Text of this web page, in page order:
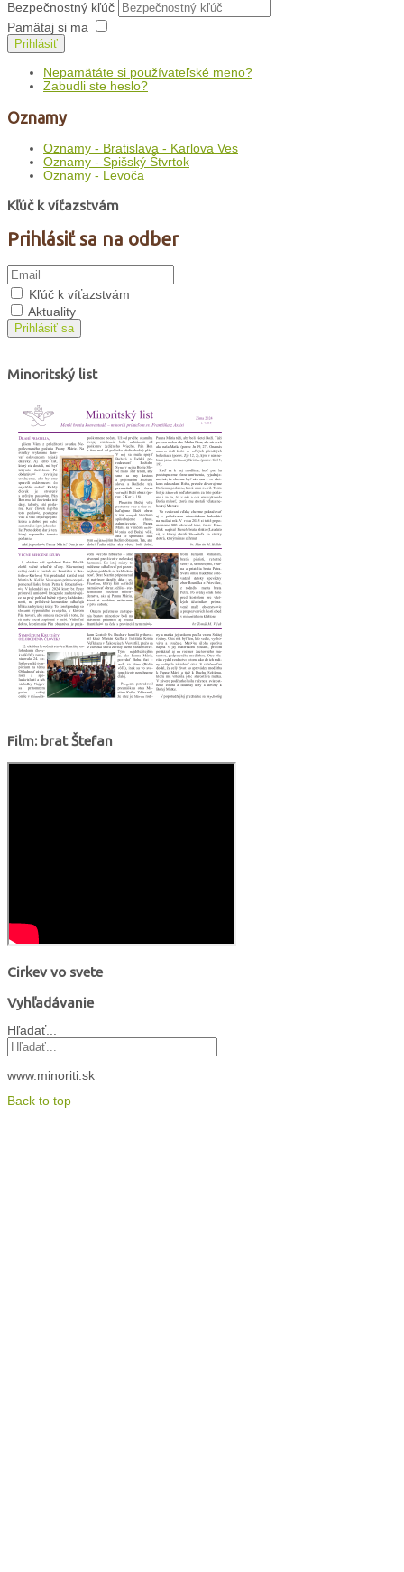
Bezpečnostný kľúč
Pamätaj si ma
Prihlásiť
Nepamätáte si používateľské meno?
Zabudli ste heslo?
Oznamy
Oznamy - Bratislava - Karlova Ves
Oznamy - Spišský Štvrtok
Oznamy - Levoča
Kľúč k víťazstvám
Prihlásiť sa na odber
Kľúč k víťazstvám
Aktuality
Prihlásiť sa
Minoritský list
Film: brat Štefan
Cirkev vo svete
Vyhľadávanie
Hľadať...
www.minoriti.sk
Back to top